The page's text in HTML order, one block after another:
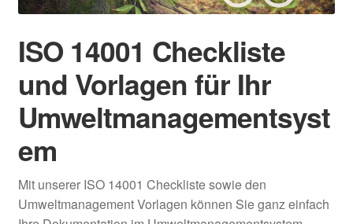
ISO 14001 Checkliste
und Vorlagen für Ihr
Umweltmanagementsyst
em
Mit unserer ISO 14001 Checkliste sowie den
Umweltmanagement Vorlagen können Sie ganz einfach